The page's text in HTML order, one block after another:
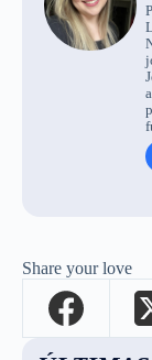
Share your love